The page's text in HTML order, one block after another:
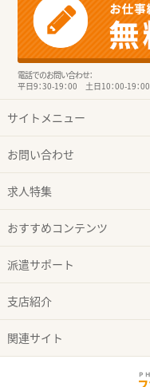
電話でのお問い合わせ：
平日9：30-19：00 土日10：00-19：00
サイトメニュー
お問い合わせ
求人特集
おすすめコンテンツ
派遣サポート
支店紹介
関連サイト